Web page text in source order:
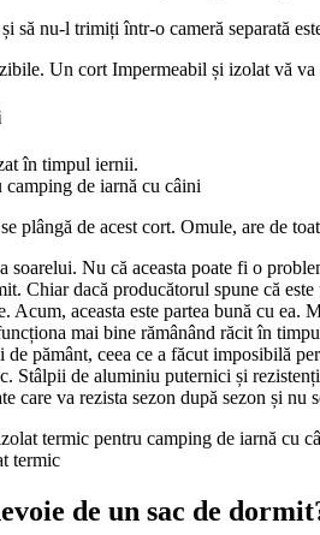
să nu-l trimiți într-o cameră separată
Un cort Impermeabil și izolat vă
de iarnă cu câini
plângă de acest cort. Omule, are de
soarelui. Nu că aceasta poate fi o
Chiar dacă producătorul spune că
Acum, aceasta este partea bună cu
mai bine rămânând răcit în
pământ, ceea ce a făcut imposibilă
Stâlpii de aluminiu puternici și
care va rezista sezon după sezon și
termic
de un sac de